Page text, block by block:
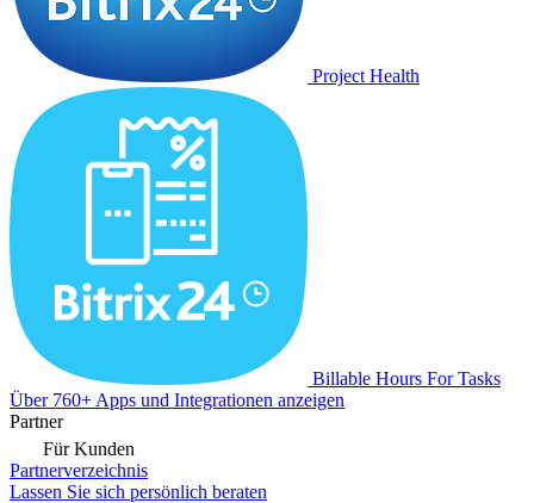
Project Health
Billable Hours For Tasks
Über 760+ Apps und Integrationen anzeigen
Partner
Für Kunden
Partnerverzeichnis
Lassen Sie sich persönlich beraten